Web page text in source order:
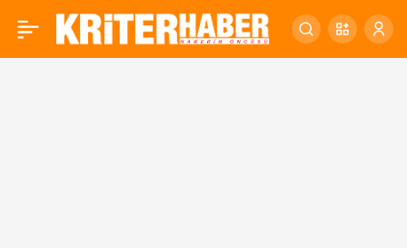
Balıkesir’de turizm 0